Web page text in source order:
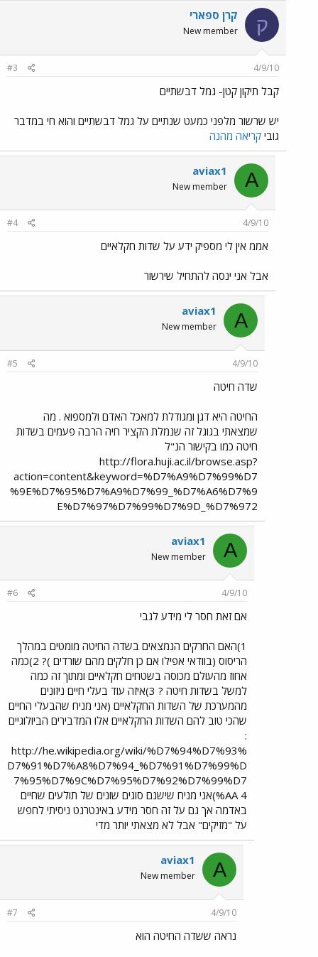
ק קרן ספארי
New member
4/9/10
#3
קבל תיקון קטן- גמל דבשתיים
יש שרשור מלפני כמעט שנתיים על גמל דבשתיים והוא חי במדבר
גובי קריאה מהנה
A
aviax1
New member
4/9/10
#4
אממ אין לי מספיק ידע על שדות חקלאיים
אבל אני ינסה להתחיל שירשור
A
aviax1
New member
4/9/10
#5
שדה חיטה
החיטה היא דגן ומגודלת למאכל האדם ולמספוא . מה
שמצאתי בגוגל זה שנמלת הקציר חיה הרבה פעמים בשדות
חיטה כמו בקישור הנ"ל
http://flora.huji.ac.il/browse.asp?
action=content&keyword=%D7%A9%D7%99%D7
%9E%D7%95%D7%A9%D7%99_%D7%A6%D7%9
E%D7%97%D7%99%D7%9D_%D7%972
A
aviax1
New member
4/9/10
#6
אם זאת חסר לי מידע לגבי
1)האם החרקים הנמצאים בשדה החיטה מומטים במהלך
הריסוס (בוודאי אפילו אם כן חלקים מהם שורדים )? 2)כמה
אחוז מהעולם מכוסה בשטחים חקלאיים ומתוך זה כמה
למשל בשדות חיטה ? 3)איזה עוד בעלי חיים ניזונים
מהמערכת של השדות החקלאיים (אני מניח שהבעלי החיים
שהכי טוב להם השדות החקלאיים אלו המדבירים הביולוגיים
:
http://he.wikipedia.org/wiki/%D7%94%D7%93%
D7%91%D7%A8%D7%94_%D7%91%D7%99%D
7%95%D7%9C%D7%95%D7%92%D7%99%D7
%AA 4)אני מניח שישנם סוגים שונים של תולעים שחיים
באדמה אך גם על זה חסר מידע באינטרנט ניסיתי לחפש
על "מזיקים" אבל לא מצאתי יותר מדי
A
aviax1
New member
4/9/10
#7
נראה ששדה החיטה הוא